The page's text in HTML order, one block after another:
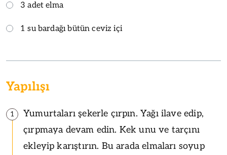
3 adet elma
1 su bardağı bütün ceviz içi
Yapılışı
1
Yumurtaları şekerle çırpın. Yağı ilave edip,
çırpmaya devam edin. Kek unu ve tarçını
ekleyip karıştırın. Bu arada elmaları soyup